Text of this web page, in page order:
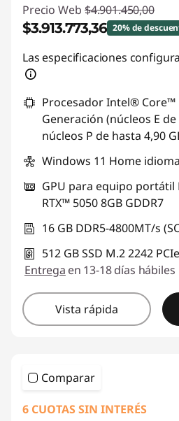
Precio Web $4.901.450,00
$3.913.773,36 20% de
Descuento prod (inc IVA) :-
Las especificaciones
Procesador Intel® Core™
Generación (núcleos E
núcleos P de hasta 4,90
Windows 11 Home
GPU para equipo portátil
RTX™ 5050 8GB GDDR7
16 GB DDR5-4800MT/s
512 GB SSD M.2 2242
Entrega en 13-18 días hábiles
Vista rápida
Comparar
6 CUOTAS SIN INTERÉS